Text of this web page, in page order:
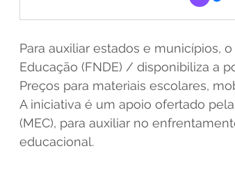
Para auxiliar estados e municípios,
Educação (FNDE) / disponibiliza a
Preços para materiais escolares,
A iniciativa é um apoio ofertado
(MEC), para auxiliar no
educacional.